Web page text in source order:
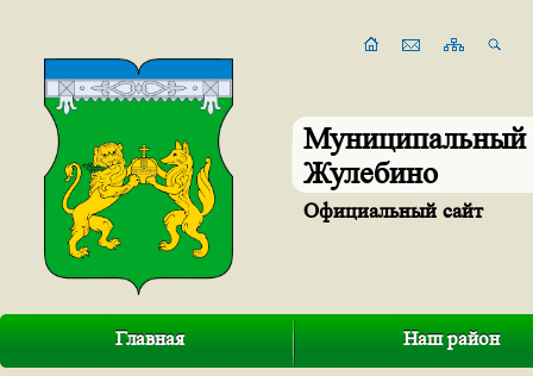
Муниципальный
Жулебино
Официальный сайт
Главная Наш район